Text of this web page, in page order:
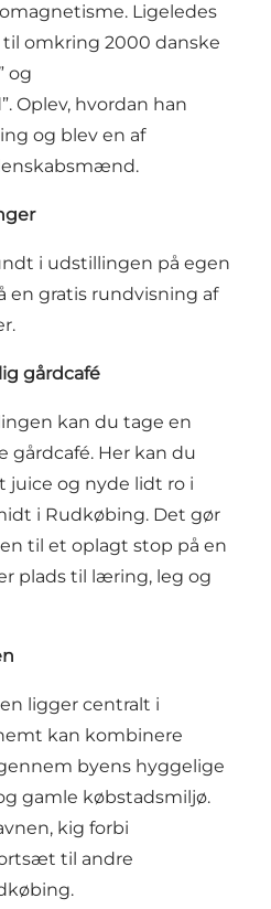
Ligeledes
omkring 2000 danske
og
Oplev, hvordan han
og blev en af
i udstillingen på egen
en gratis rundvisning af
gårdcafé
kan du tage en
gårdcafé. Her kan du
juice og nyde lidt ro i
i Rudkøbing. Det gør
til et oplagt stop på en
plads til læring, leg og
ligger centralt i
kan kombinere
byens hyggelige
gamle købstadsmiljø.
kig forbi
til andre